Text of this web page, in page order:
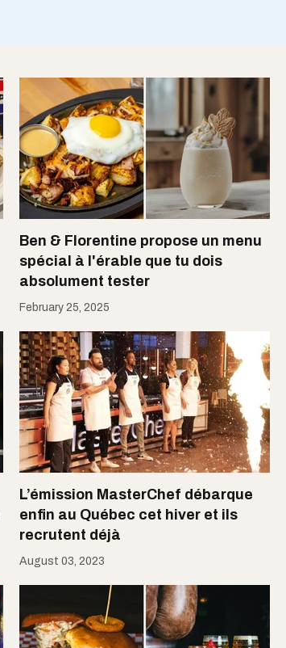
Ben & Florentine propose un menu
spécial à l'érable que tu dois
absolument tester
February 25, 2025
L’émission MasterChef débarque
enfin au Québec cet hiver et ils
recrutent déjà
August 03, 2023